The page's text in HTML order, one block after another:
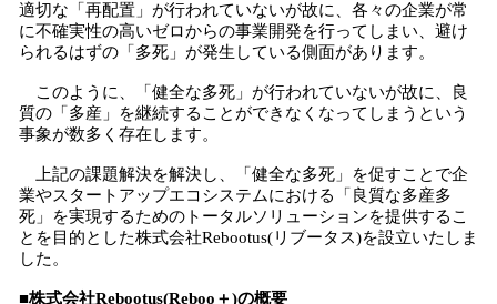
適切な「再配置」が行われていないが故に、各々の企業が常
に不確実性の高いゼロからの事業開発を行ってしまい、避け
られるはずの「多死」が発生している側面があります。
このように、「健全な多死」が行われていないが故に、良
質の「多産」を継続することができなくなってしまうという
事象が数多く存在します。
上記の課題解決を解決し、「健全な多死」を促すことで企
業やスタートアップエコシステムにおける「良質な多産多
死」を実現するためのトータルソリューションを提供するこ
とを目的とした株式会社Rebootus(リブータス)を設立いたしま
した。
■株式会社Rebootus(Reboo＋)の概要